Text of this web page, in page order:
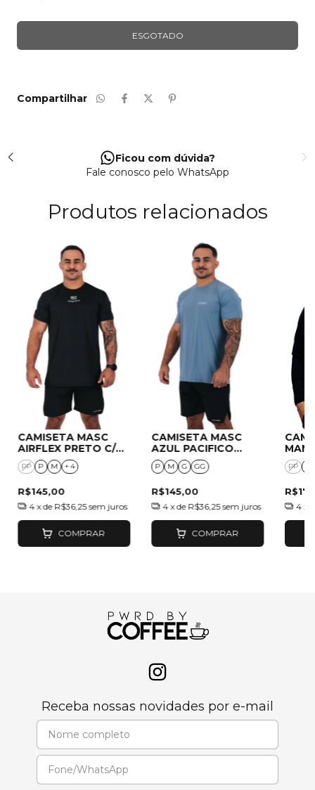
Compartilhar
Ficou com dúvida?
Fale conosco pelo WhatsApp
Produtos relacionados
CAMISETA MASC
AIRFLEX PRETO C/
BANDEIRA PRATA
PP P M + 4
R$145,00
4 x de R$36,25 sem juros
COMPRAR
CAMISETA MASC
AZUL PACIFICO
"FOCUS"
P M G GG
R$145,00
4 x de R$36,25 sem juros
COMPRAR
PP
4 x
Receba nossas novidades por e-mail